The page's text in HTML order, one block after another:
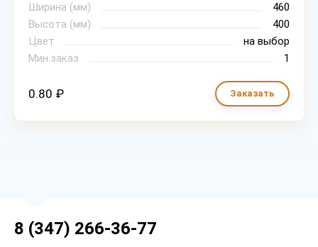
Ширина (мм)
460
Высота (мм)
400
Цвет
на выбор
Мин.заказ
1
0.80 ₽ Заказать
8 (347) 266-36-77